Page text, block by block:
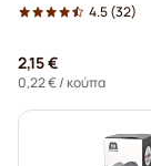
4.5(32)
2,15 €
0,22 €/ κούπα